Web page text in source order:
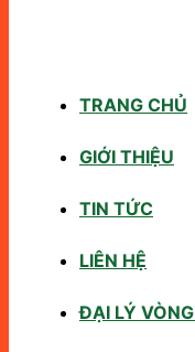
TRANG CHỦ
GIỚI THIỆU
TIN TỨC
LIÊN HỆ
ĐẠI LÝ